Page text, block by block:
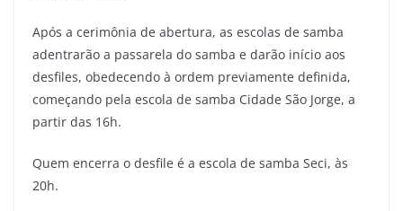
Após a cerimônia de abertura, as escolas de samba
adentrarão a passarela do samba e darão início aos
desfiles, obedecendo à ordem previamente definida,
começando pela escola de samba Cidade São Jorge, a
partir das 16h.
Quem encerra o desfile é a escola de samba Seci, às
20h.